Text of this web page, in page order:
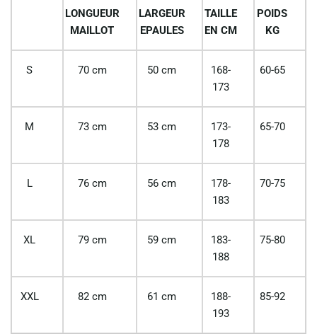
LONGUEUR
MAILLOT
LARGEUR
EPAULES
TAILLE
EN CM
POIDS
KG
S 70 cm 50 cm
168-
173
60-65
M 73 cm 53 cm
173-
178
65-70
L 76 cm 56 cm
178-
183
70-75
XL 79 cm 59 cm
183-
188
75-80
XXL 82 cm 61 cm
188-
193
85-92